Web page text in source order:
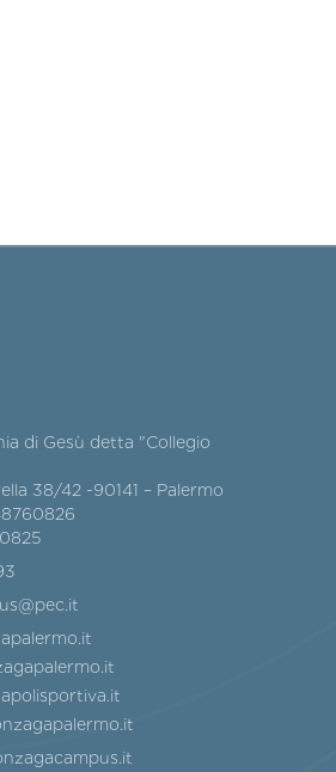
di Gesù detta "Collegio
38/42 -90141 – Palermo